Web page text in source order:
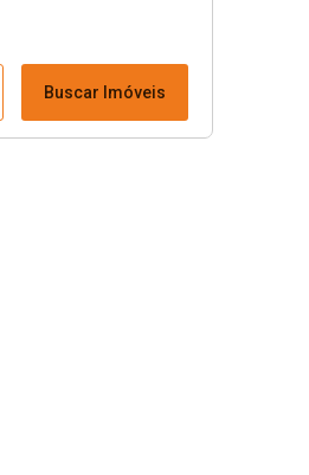
Buscar Imóveis